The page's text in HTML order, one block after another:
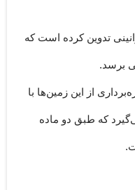
تدوین کرده است که
برسد.
از این زمین‌ها با
که طبق دو ماده